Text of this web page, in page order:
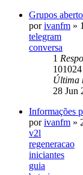
Grupos
porivanfm »
telegram
conversa
1
101024
Última
28 Jun
Informações
porivanfm »
v2l
regeneracao
iniciantes
guia